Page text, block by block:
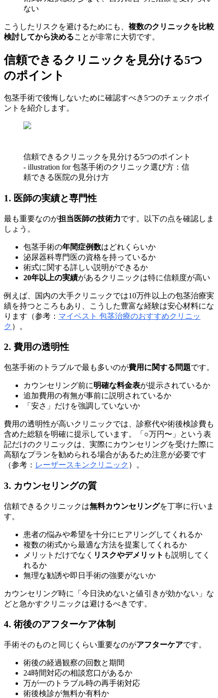
ない
こうしたリスクを避けるためにも、 複数のクリニックを比較
検討してから決めることが非常に大切です。
信頼できるクリニックを見分ける5つ
のポイント
包茎手術で後悔しないために確認すべき5つのチェックポイ
ントを紹介します。
信頼できるクリニックを見分ける5つのポイント
- illustration for 包茎手術のクリニック選び方：信
頼できる医院の見分け方
1. 医師の実績と専門性
最も重要なのが担当医師の技術力です。以下の点を確認しま
しょう。
包茎手術の年間症例数はどれくらいか
泌尿器科専門医の資格を持っているか
術式に関する詳しい説明ができるか
20年以上の実績があるクリニックは特に信頼度が高い
例えば、国内の大手クリニックでは10万件以上の包茎治療実
績を持つところもあり、こうした豊富な経験は安心材料にな
ります（参考： マイベスト 包茎治療のおすすめクリニッ
ク ）。
2. 費用の透明性
包茎手術のトラブルで最も多いのが費用に関する問題です。
カウンセリング前に明確な料金表が提示されているか
追加費用の有無が事前に説明されているか
「安さ」だけを強調していないか
費用の透明性が高いクリニックでは、診察代や術後検診費も
含めた総額を明確に提示しています。「○万円〜」という表
記だけのクリニックは、実際にカウンセリングを受けた際に
高額なプランを勧められる場合があるため注意が必要です
（参考： レーザースキンクリニック ）。
3. カウンセリングの質
信頼できるクリニックは無料カウンセリングを丁寧に行いま
す。
患者の悩みや希望を十分にヒアリングしてくれるか
複数の術式から最適な方法を提案してくれるか
メリットだけでなく リスクやデメリット も説明してく
れるか
無理な勧誘や即日手術の強要がないか
カウンセリング時に「今日決めないと値引きが効かない」な
どと急かすクリニックは避けるべきです。
4. 術後のアフターケア体制
手術そのものと同じくらい重要なのがアフターケアです。
術後の経過観察の回数と期間
24時間対応の相談窓口があるか
万が一のトラブル時の再手術対応
術後検診が無料か有料か